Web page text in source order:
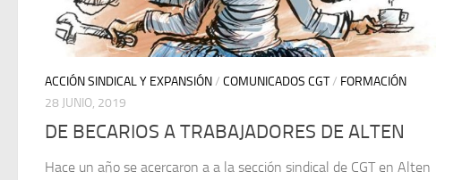
ACCIÓN SINDICAL Y EXPANSIÓN/ COMUNICADOS CGT/ FORMACIÓN
28 JUNIO, 2019
DE BECARIOS A TRABAJADORES DE ALTEN
Hace un año se acercaron a a la sección sindical de CGT en Alten